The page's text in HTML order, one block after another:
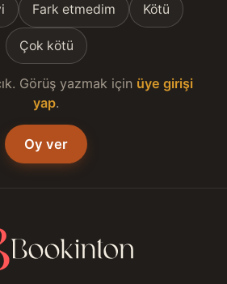
Fark etmedim Kötü
Çok kötü
Görüş yazmak için üye girişi
yap.
Oy ver